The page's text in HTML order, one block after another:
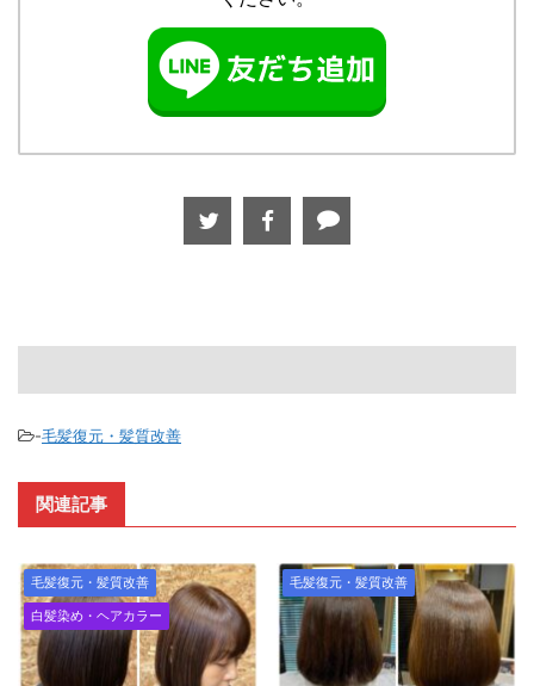
-毛髪復元・髪質改善
関連記事
毛髪復元・髪質改善
白髪染め・ヘアカラー
毛髪復元・髪質改善